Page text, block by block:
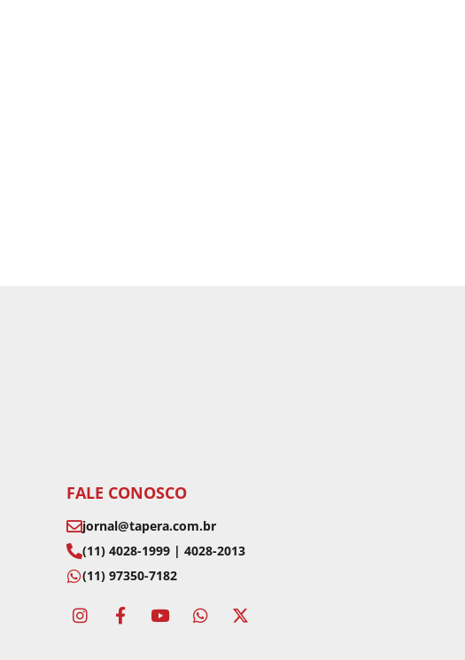
FALE CONOSCO
jornal@tapera.com.br
(11) 4028-1999 | 4028-2013
(11) 97350-7182